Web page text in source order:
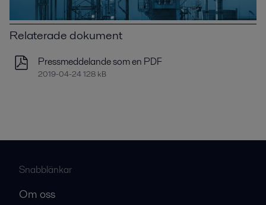
Relaterade dokument
Pressmeddelande som en PDF
2019-04-24 128 kB
Snabblänkar
Om oss